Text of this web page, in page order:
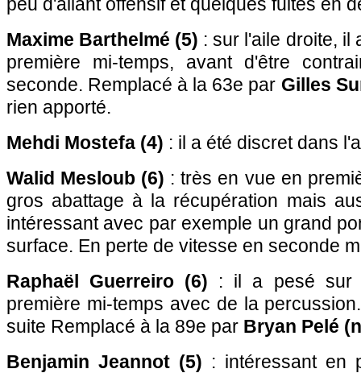
Maxime Barthelmé (5) : sur l'aile droite, il
première mi-temps, avant d'être
seconde. Remplacé à la 63e par Gilles
rien apporté.
Mehdi Mostefa (4) : il a été discret dans
Walid Mesloub (6) : très en vue en
gros abattage à la récupération mais
intéressant avec par exemple un grand
surface. En perte de vitesse en seconde
Raphaël Guerreiro (6) : il a pesé sur
première mi-temps avec de la
suite Remplacé à la 89e par Bryan Pelé
Benjamin Jeannot (5) : intéressant en